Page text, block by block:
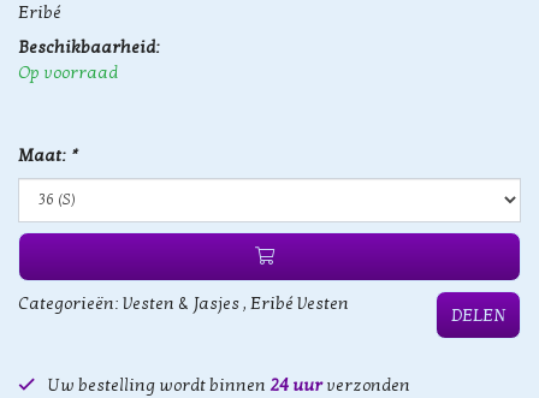
Eribé
Beschikbaarheid:
Op voorraad
Maat: *
Categorieën: Vesten & Jasjes, Eribé Vesten
DELEN
Uw bestelling wordt binnen 24 uurverzonden